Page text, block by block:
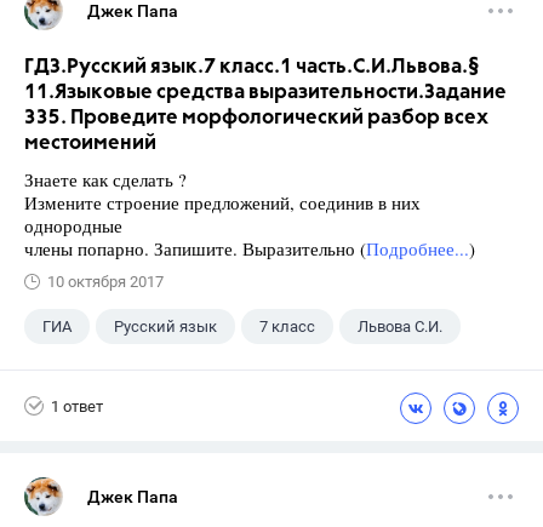
Джек Папа
ГДЗ.Русский язык.7 класс.1 часть.С.И.Львова.§
11.Языковые средства выразительности.Задание
335. Проведите морфологический разбор всех
местоимений
Знаете как сделать ?
Измените строение предложений, соединив в них
однородные
члены попарно. Запишите. Выразительно (Подробнее...)
10 октября 2017
ГИА Русский язык 7 класс Львова С.И.
1 ответ
Джек Папа